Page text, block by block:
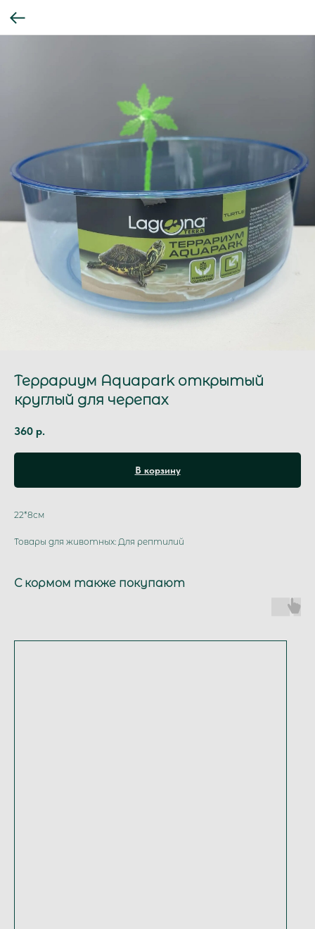
Террариум Aquapark открытый
круглый для черепах
360 р.
В корзину
22*8см
Товары для животных: Для рептилий
С кормом также покупают